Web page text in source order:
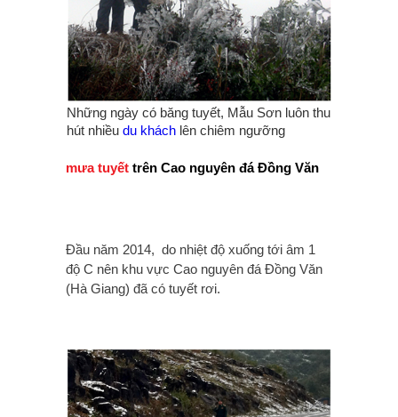
Những ngày có băng tuyết, Mẫu Sơn luôn thu
hút nhiều du khách lên chiêm ngưỡng
mưa tuyết trên Cao nguyên đá Đồng Văn
Đầu năm 2014, do nhiệt độ xuống tới âm 1
độ C nên khu vực Cao nguyên đá Đồng Văn
(Hà Giang) đã có tuyết rơi.